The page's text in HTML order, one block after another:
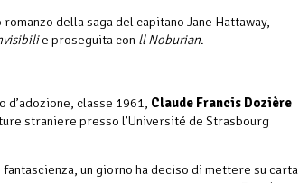
della saga del capitano Jane Hattaway,
e proseguita con ll Noburian.
d’adozione, classe 1961, Claude Francis Dozière
straniere presso l’Université de Strasbourg
un giorno ha deciso di mettere su carta